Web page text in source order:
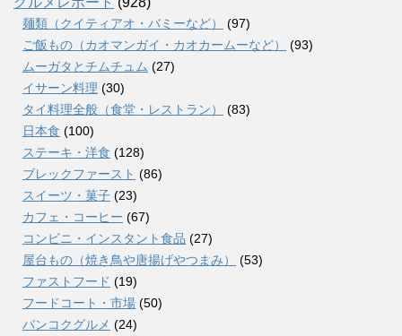
麺類（クイティアオ・バミーなど）
(97)
ご飯もの（カオマンガイ・カオカームーなど）
(93)
ムーガタとチムチュム (27)
イサーン料理 (30)
タイ料理全般（食堂・レストラン）
(83)
日本食 (100)
ステーキ・洋食 (128)
ブレックファースト (86)
スイーツ・菓子 (23)
カフェ・コーヒー (67)
コンビニ・インスタント食品 (27)
屋台もの（焼き鳥や唐揚げやつまみ）
(53)
ファストフード (19)
フードコート・市場 (50)
バンコクグルメ (24)